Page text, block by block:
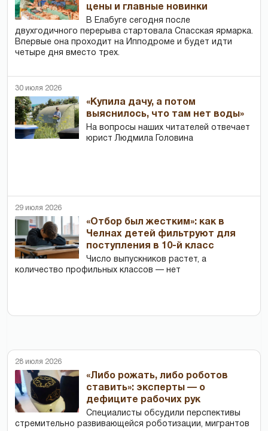
цены и главные новинки
В Елабуге сегодня после
двухгодичного перерыва стартовала Спасская ярмарка.
Впервые она проходит на Ипподроме и будет идти
четыре дня вместо трех.
30 июля 2026
«Купила дачу, а потом
выяснилось, что там нет воды»
На вопросы наших читателей отвечает
юрист Людмила Головина
29 июля 2026
«Отбор был жестким»: как в
Челнах детей фильтруют для
поступления в 10-й класс
Число выпускников растет, а
количество профильных классов — нет
28 июля 2026
«Либо рожать, либо роботов
ставить»: эксперты — о
дефиците рабочих рук
Специалисты обсудили перспективы
стремительно развивающейся роботизации, мигрантов